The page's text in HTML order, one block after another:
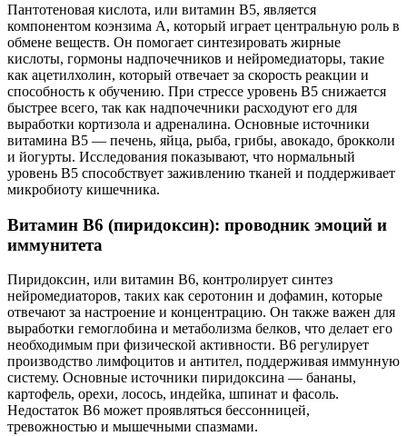
Пантотеновая кислота, или витамин B5, является
компонентом коэнзима A, который играет центральную роль в
обмене веществ. Он помогает синтезировать жирные
кислоты, гормоны надпочечников и нейромедиаторы, такие
как ацетилхолин, который отвечает за скорость реакции и
способность к обучению. При стрессе уровень B5 снижается
быстрее всего, так как надпочечники расходуют его для
выработки кортизола и адреналина. Основные источники
витамина B5 — печень, яйца, рыба, грибы, авокадо, брокколи
и йогурты. Исследования показывают, что нормальный
уровень B5 способствует заживлению тканей и поддерживает
микробиоту кишечника.
Витамин B6 (пиридоксин): проводник эмоций и
иммунитета
Пиридоксин, или витамин B6, контролирует синтез
нейромедиаторов, таких как серотонин и дофамин, которые
отвечают за настроение и концентрацию. Он также важен для
выработки гемоглобина и метаболизма белков, что делает его
необходимым при физической активности. B6 регулирует
производство лимфоцитов и антител, поддерживая иммунную
систему. Основные источники пиридоксина — бананы,
картофель, орехи, лосось, индейка, шпинат и фасоль.
Недостаток B6 может проявляться бессонницей,
тревожностью и мышечными спазмами.